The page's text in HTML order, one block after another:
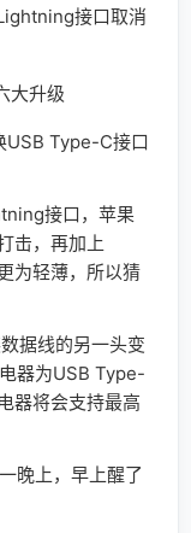
接口取消
Type-C接口
接口，苹果
击，再加上
为轻薄，所以猜
据线的另一头变
器为USB Type-
器将会支持最高
晚上，早上醒了